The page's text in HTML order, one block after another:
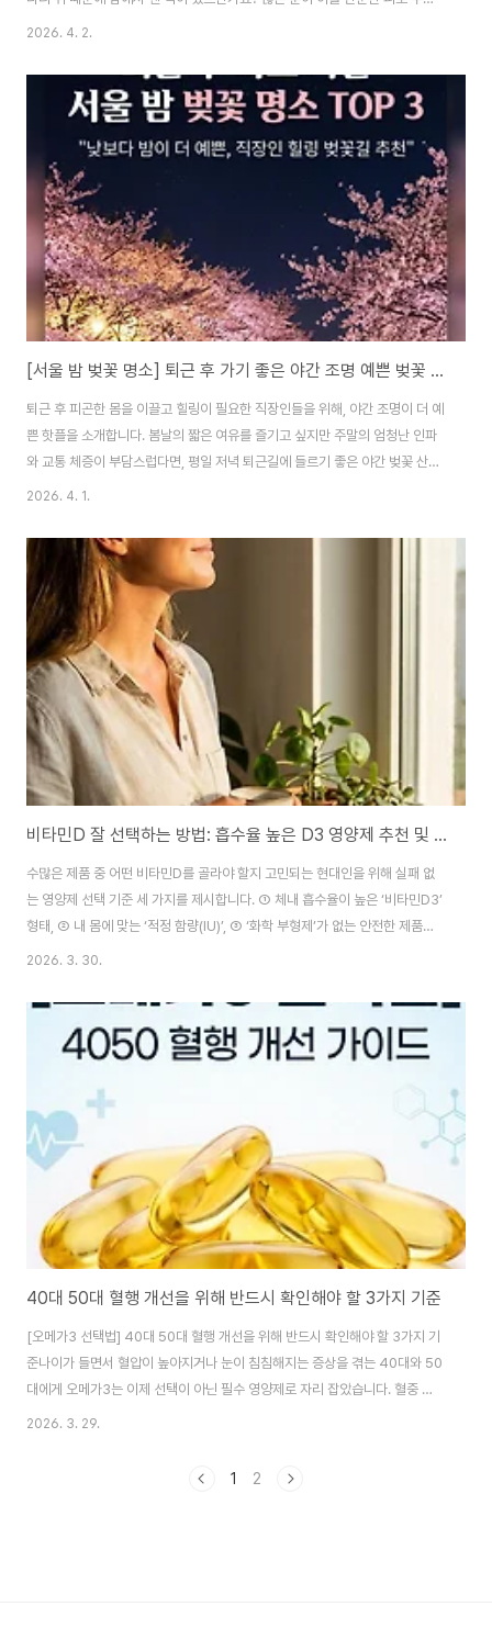
으로 치부하고 넘기곤 합니다. 하지만 결론부터 말씀드리면, 이는 우리 몸의 근
호일 확률이 매우 높습니다. 오늘은 마그네슘 부족 시 나타나는 주요 증상부터
이를 해결하기 위한 음식 및 올바른 섭취법까지 핵심만 짚어 정리해 드립니다.
1. 눈 밑 떨림과 다리 쥐, 왜 마그네슘 때문일까? 마그네슘은 우리 몸에서 300
가지 이상의 효소 반응에 관여하며, 특히 근육의 수축과 이완을 조절하는 역할
을 합니다..
2026. 4. 2.
[서울 밤 벚꽃 명소] 퇴근 후 가기 좋은 야간 조명 예쁜 벚꽃 핫플 TOP 3
퇴근 후 피곤한 몸을 이끌고 힐링이 필요한 직장인들을 위해, 야간 조명이 더 예
쁜 핫플을 소개합니다. 봄날의 짧은 여유를 즐기고 싶지만 주말의 엄청난 인파
와 교통 체증이 부담스럽다면, 평일 저녁 퇴근길에 들르기 좋은 야간 벚꽃 산책
이 완벽한 해답입니다. 화려한 야경과 흩날리는 벚꽃이 어우러진 서울 최고의
도심 야경과 벚꽃의 완벽한 조화, 석촌호수 접근성이 뛰어나 2호선이나 8호선
라인으로 퇴근하는 직장인들이 바로 달려가기 가장 좋은 곳입니다. 석촌호수는
롯데월드타워의 화려한 도심 불빛과 호수를 둘러싼 벚꽃 나무에 쏘아 올린 다
채로운 경관 조명이 환상적인 뷰를 만들어냅니다. 잔잔한 호수에 비친 벚꽃의
반영은 낮에는 볼 수 없..
2026. 4. 1.
비타민D 잘 선택하는 방법: 흡수율 높은 D3 영양제 추천 및 함량 가이드
수많은 제품 중 어떤 비타민D를 골라야 할지 고민되는 현대인을 위해 실패 없
는 영양제 선택 기준 세 가지를 제시합니다. ① 체내 흡수율이 높은 ‘비타민D3’
형태, ② 내 몸에 맞는 ‘적정 함량(IU)’, ③ ‘화학 부형제’가 없는 안전한 제품을
고르는 것입니다. 한국인의 약 90%는 실내 활동과 자외선 차단제 사용으로 인
하 등 다양한 건강 문제로 이어질 수 있습니다. 하지만 시중 모든 제품이 동일한
효과를 내지 않으므로, 확실한 효과를 얻기 위한 필수 가이드를 핵심 위주로 정
리해 드립니다. 1. 체내 흡수율의 핵심, 비타민D3(콜레칼시페롤) 확인 영양제
2026. 3. 30.
40대 50대 혈행 개선을 위해 반드시 확인해야 할 3가지 기준
[오메가3 선택법] 40대 50대 혈행 개선을 위해 반드시 확인해야 할 3가지 기
준나이가 들면서 혈압이 높아지거나 눈이 침침해지는 증상을 겪는 40대와 50
대에게 오메가3는 이제 선택이 아닌 필수 영양제로 자리 잡았습니다. 혈중 중
성지질 개선과 혈행 원활에 도움을 주기 때문인데요. 하지만 시중에 나온 수많
잘못 고른 오메가3는 오히려 산패되어 몸에 독이 될 수도 있습니다. 오늘은 내
2026. 3. 29.
1 2